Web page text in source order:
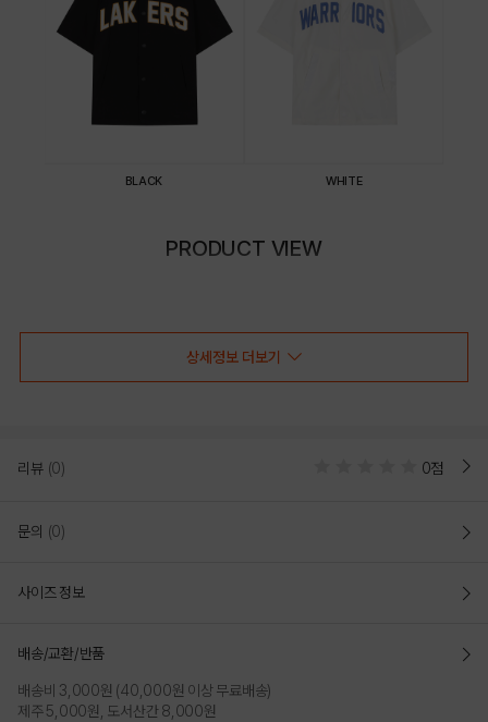
BLACK WHITE
PRODUCT VIEW
상세정보 더보기
리뷰 (0) 0점
문의 (0)
사이즈 정보
배송/교환/반품
배송비 3,000원 (40,000원 이상 무료배송)
제주 5,000원, 도서산간 8,000원